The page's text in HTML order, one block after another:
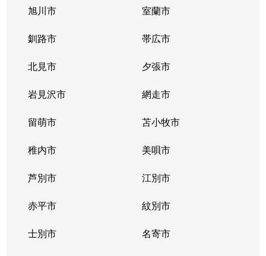
旭川市 室蘭市
釧路市 帯広市
北見市 夕張市
岩見沢市 網走市
留萌市 苫小牧市
稚内市 美唄市
芦別市 江別市
赤平市 紋別市
士別市 名寄市